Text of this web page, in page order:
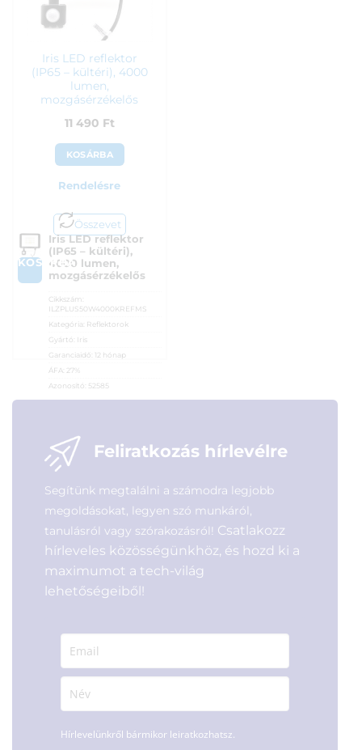
Iris LED reflektor
(IP65 – kültéri), 4000
lumen,
mozgásérzékelős
11 490 Ft
KOSÁRBA
Rendelésre
Összevet
KOSÁRBA
Iris LED reflektor
(IP65 – kültéri),
4000 lumen,
mozgásérzékelős
Cikkszám:
ILZPLUS50W4000KREFMS
Kategória: Reflektorok
Gyártó: Iris
Garanciaidő: 12 hónap
ÁFA:
27%
Azonosító: 52585
Feliratkozás hírlevélre
Segítünk megtalálni a számodra legjobb
megoldásokat, legyen szó munkáról,
tanulásról vagy szórakozásról! Csatlakozz
hírleveles közösségünkhöz, és hozd ki a
maximumot a tech-világ
lehetőségeiből!
Hírlevelünkről bármikor leiratkozhatsz.